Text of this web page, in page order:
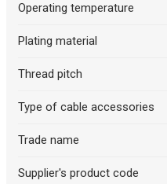
Operating temperature
Plating material
Thread pitch
Type of cable accessories
Trade name
Supplier's product code